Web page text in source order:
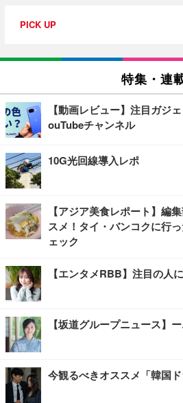
PICK UP
特集・連
【動画レビュー】注目ガジ
ouTubeチャンネル
10G光回線導入レポ
【アジア美食レポート】編
スメ！タイ・バンコクに行
ェック
【エンタメRBB】注目の人
【坂道グループニュース】
今観るべきオススメ「韓国ド